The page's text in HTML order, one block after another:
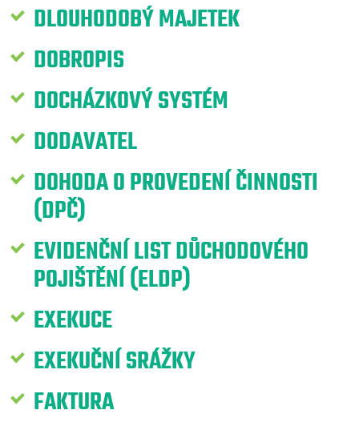
DLOUHODOBÝ MAJETEK
DOBROPIS
DOCHÁZKOVÝ SYSTÉM
DODAVATEL
DOHODA O PROVEDENÍ ČINNOSTI
(DPČ)
EVIDENČNÍ LIST DŮCHODOVÉHO
POJIŠTĚNÍ (ELDP)
EXEKUCE
EXEKUČNÍ SRÁŽKY
FAKTURA